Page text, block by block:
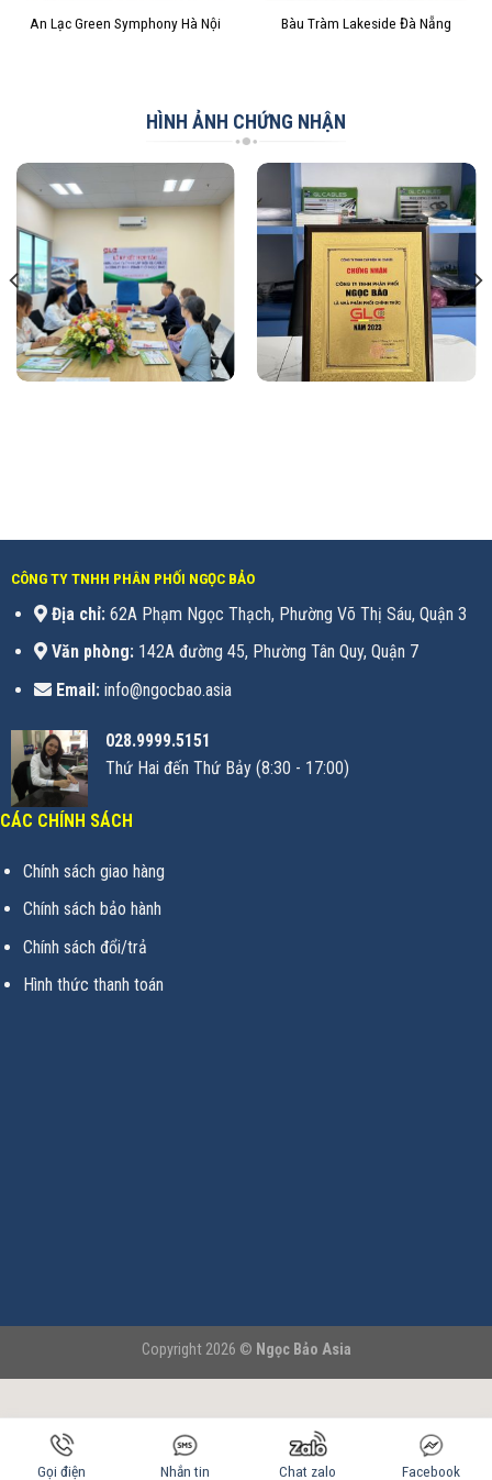
Gọi điện Nhắn tin Chat zalo Facebook
An Lạc Green Symphony Hà Nội Bàu Tràm Lakeside Đà Nẵng
HÌNH ẢNH CHỨNG NHẬN
CÔNG TY TNHH PHÂN PHỐI NGỌC BẢO
Địa chỉ:62A Phạm Ngọc Thạch, Phường Võ Thị Sáu, Quận 3
Văn phòng:142A đường 45, Phường Tân Quy, Quận 7
Email:info@ngocbao.asia
028.9999.5151
Thứ Hai đến Thứ Bảy (8:30 - 17:00)
CÁC CHÍNH SÁCH
Chính sách giao hàng
Chính sách bảo hành
Chính sách đổi/trả
Hình thức thanh toán
Copyright 2026 © Ngọc Bảo Asia